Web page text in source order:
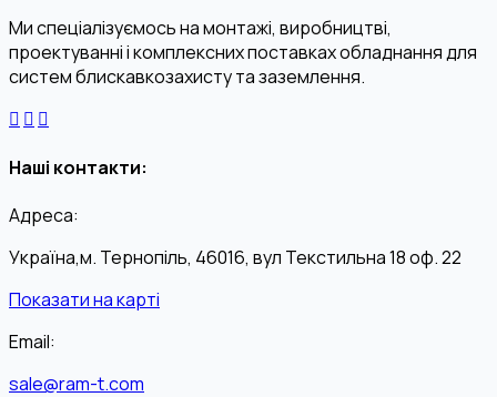
Ми спеціалізуємось на монтажі, виробництві,
проектуванні і комплексних поставках обладнання для
систем блискавкозахисту та заземлення.
Наші контакти:
Адреса:
Україна,м. Тернопіль, 46016, вул Текстильна 18 оф. 22
Показати на карті
Email:
sale@ram-t.com